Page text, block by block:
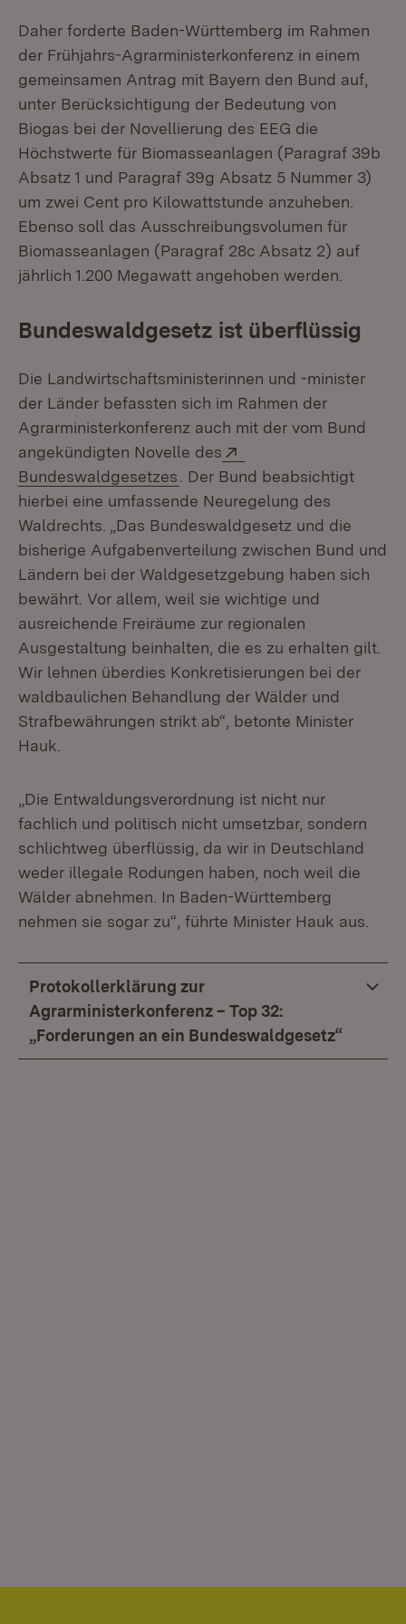
Daher forderte Baden-Württemberg im Rahmen
der Frühjahrs-Agrarministerkonferenz in einem
gemeinsamen Antrag mit Bayern den Bund auf,
unter Berücksichtigung der Bedeutung von
Biogas bei der Novellierung des EEG die
Höchstwerte für Biomasseanlagen (Paragraf 39b
Absatz 1 und Paragraf 39g Absatz 5 Nummer 3)
um zwei Cent pro Kilowattstunde anzuheben.
Ebenso soll das Ausschreibungsvolumen für
Biomasseanlagen (Paragraf 28c Absatz 2) auf
jährlich 1.200 Megawatt angehoben werden.
Bundeswaldgesetz ist überflüssig
Die Landwirtschaftsministerinnen und -minister
der Länder befassten sich im Rahmen der
Agrarministerkonferenz auch mit der vom Bund
angekündigten Novelle des
Bundeswaldgesetzes (Öffnet in neuem Fenster)
. Der Bund beabsichtigt
hierbei eine umfassende Neuregelung des
Waldrechts. „Das Bundeswaldgesetz und die
bisherige Aufgabenverteilung zwischen Bund und
Ländern bei der Waldgesetzgebung haben sich
bewährt. Vor allem, weil sie wichtige und
ausreichende Freiräume zur regionalen
Ausgestaltung beinhalten, die es zu erhalten gilt.
Wir lehnen überdies Konkretisierungen bei der
waldbaulichen Behandlung der Wälder und
Strafbewährungen strikt ab“, betonte Minister
Hauk.
„Die Entwaldungsverordnung ist nicht nur
fachlich und politisch nicht umsetzbar, sondern
schlichtweg überflüssig, da wir in Deutschland
weder illegale Rodungen haben, noch weil die
Wälder abnehmen. In Baden-Württemberg
nehmen sie sogar zu“, führte Minister Hauk aus.
Protokollerklärung zur
Agrarministerkonferenz – Top 32:
„Forderungen an ein Bundeswaldgesetz“